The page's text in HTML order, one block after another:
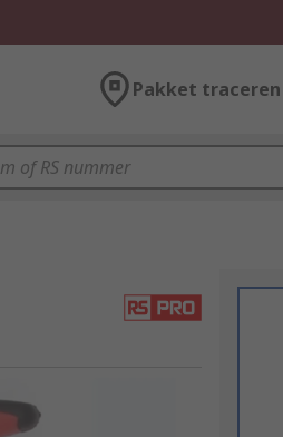
Pakket traceren